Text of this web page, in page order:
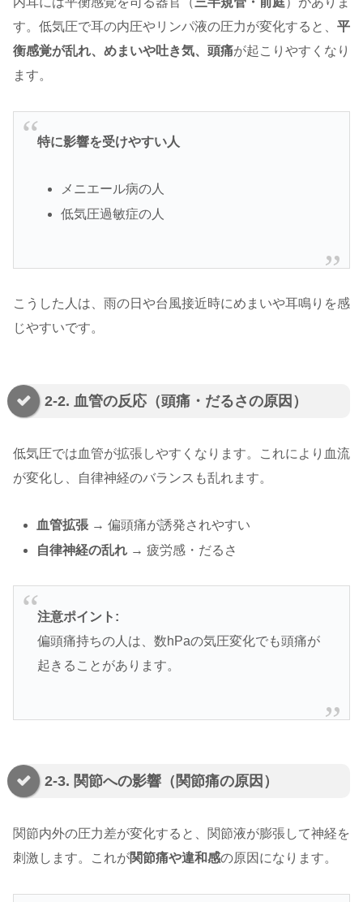
す。低気圧で耳の内圧やリンパ液の圧力が変化すると、 平
衡感覚が乱れ、めまいや吐き気、頭痛が起こりやすくなり
ます。
特に影響を受けやすい人
メニエール病の人
低気圧過敏症の人
こうした人は、雨の日や台風接近時にめまいや耳鳴りを感
じやすいです。
2-2. 血管の反応（頭痛・だるさの原因）
低気圧では血管が拡張しやすくなります。これにより血流
が変化し、自律神経のバランスも乱れます。
血管拡張 → 偏頭痛が誘発されやすい
自律神経の乱れ → 疲労感・だるさ
注意ポイント:
偏頭痛持ちの人は、数hPaの気圧変化でも頭痛が
起きることがあります。
2-3. 関節への影響（関節痛の原因）
関節内外の圧力差が変化すると、関節液が膨張して神経を
刺激します。これが関節痛や違和感の原因になります。